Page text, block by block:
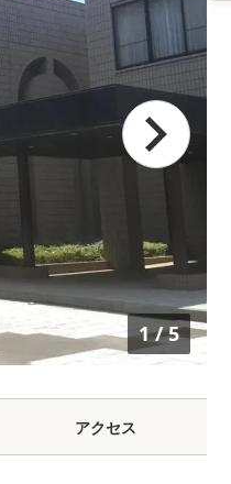
1/5
アクセス